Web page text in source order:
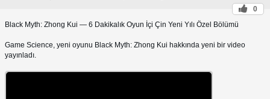
0
Black Myth: Zhong Kui — 6 Dakikalık Oyun İçi Çin Yeni Yılı Özel Bölümü
Game Science, yeni oyunu Black Myth: Zhong Kui hakkında yeni bir video
yayınladı.